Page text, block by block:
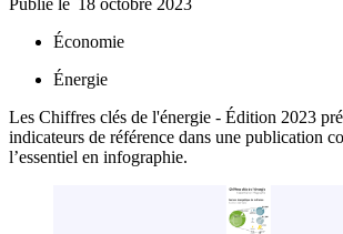
Publié le 18 octobre 2023
Économie
Énergie
Les Chiffres clés de l'énergie - Édition 2023
indicateurs de référence dans une publication
l’essentiel en infographie.